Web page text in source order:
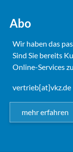
Abo
Wir haben das
Sind Sie bereits
Online-Services
vertrieb[at]vkz.de
mehr erfahren